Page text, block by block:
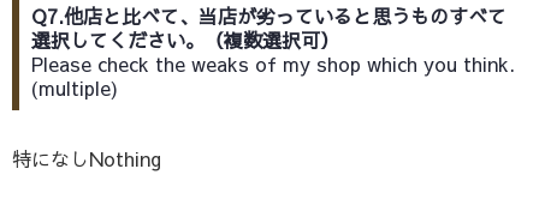
Q7.他店と比べて、当店が劣っていると思うものすべて
選択してください。（複数選択可）
Please check the weaks of my shop which you think.
(multiple)
特になしNothing